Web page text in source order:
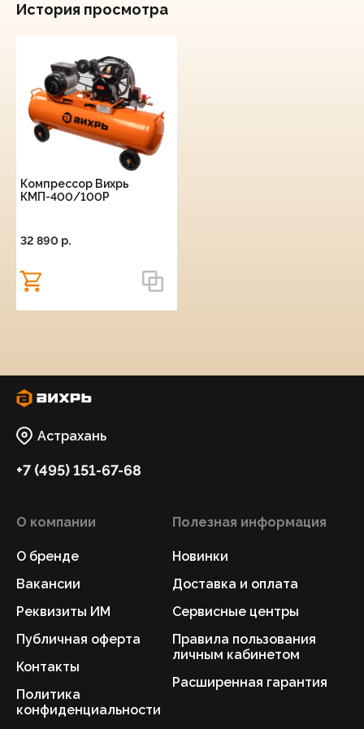
История просмотра
Компрессор Вихрь
КМП-400/100Р
32 890 p.
Астрахань
+7 (495) 151-67-68
О компании
О бренде
Вакансии
Реквизиты ИМ
Публичная оферта
Контакты
Политика
конфиденциальности
Полезная информация
Новинки
Доставка и оплата
Сервисные центры
Правила пользования
личным кабинетом
Расширенная гарантия